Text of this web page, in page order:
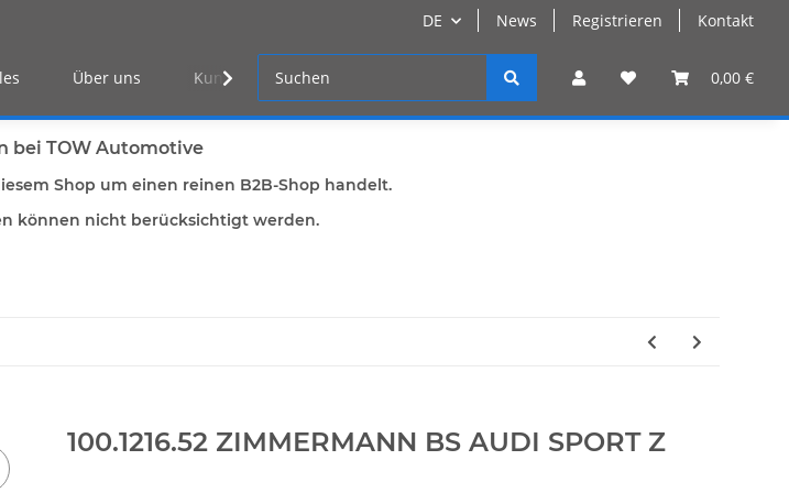
DE News Registrieren Kontakt
0,00 €
Über uns Kunden Log-in
bei TOW Automotive
Shop um einen reinen B2B-Shop handelt.
können nicht berücksichtigt werden.
100.1216.52 ZIMMERMANN BS AUDI SPORT Z